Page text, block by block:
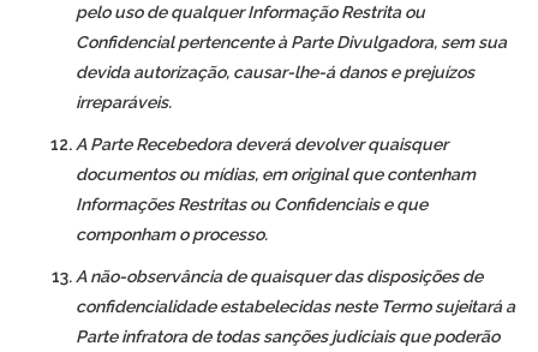
pelo uso de qualquer Informação Restrita ou
Confidencial pertencente à Parte Divulgadora, sem sua
devida autorização, causar-lhe-á danos e prejuízos
irreparáveis.
A Parte Recebedora deverá devolver quaisquer
documentos ou mídias, em original que contenham
Informações Restritas ou Confidenciais e que
componham o processo.
A não-observância de quaisquer das disposições de
confidencialidade estabelecidas neste Termo sujeitará a
Parte infratora de todas sanções judiciais que poderão